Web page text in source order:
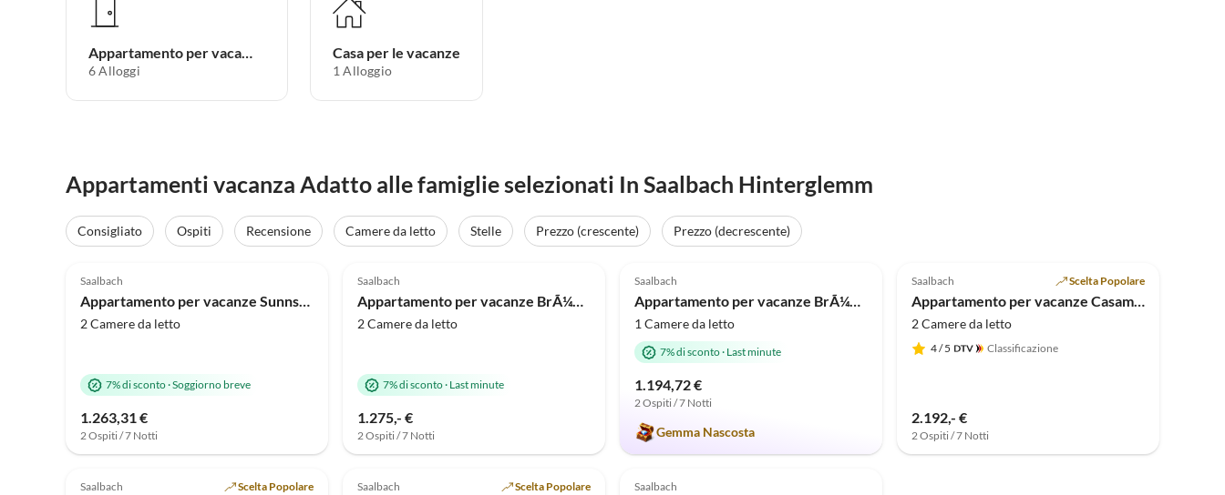
Appartamento per vacanze
6 Alloggi
Casa per le vacanze
1 Alloggio
Appartamenti vacanza Adatto alle famiglie selezionati In Saalbach Hinterglemm
Consigliato Ospiti Recensione Camere da letto Stelle Prezzo (crescente) Prezzo (decrescente)
Annuncio in
Alto
Saalbach
Appartamento per vacanze Sunnseit
2 Camere da letto
7% di sconto·Soggiorno breve
1.263,31 €
2 Ospiti / 7 Notti
Annuncio in
Alto
Saalbach
Appartamento per vacanze BrÃ¼ndlinger
2 Camere da letto
7% di sconto· Last minute
1.275,- €
2 Ospiti / 7 Notti
Saalbach
Appartamento per vacanze BrÃ¼ndlinger 2
1 Camere da letto
7% di sconto· Last minute
1.194,72 €
2 Ospiti / 7 Notti
Gemma Nascosta
Saalbach Scelta Popolare
Appartamento per vacanze Casamarai Top4
2 Camere da letto
4/ 5 Classificazione
2.192,- €
2 Ospiti / 7 Notti
Saalbach Scelta Popolare Saalbach Scelta Popolare Saalbach